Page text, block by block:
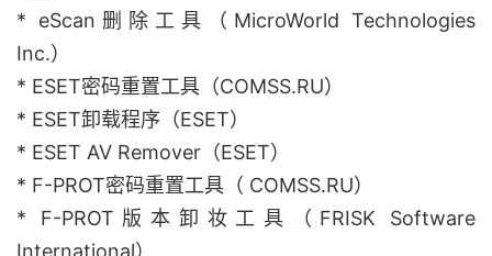
* eScan删除工具（MicroWorld Technologies
Inc.）
* ESET密码重置工具（COMSS.RU）
* ESET卸载程序（ESET）
* ESET AV Remover（ESET）
* F-PROT密码重置工具（ COMSS.RU）
* F-PROT版本卸妆工具（FRISK Software
International）